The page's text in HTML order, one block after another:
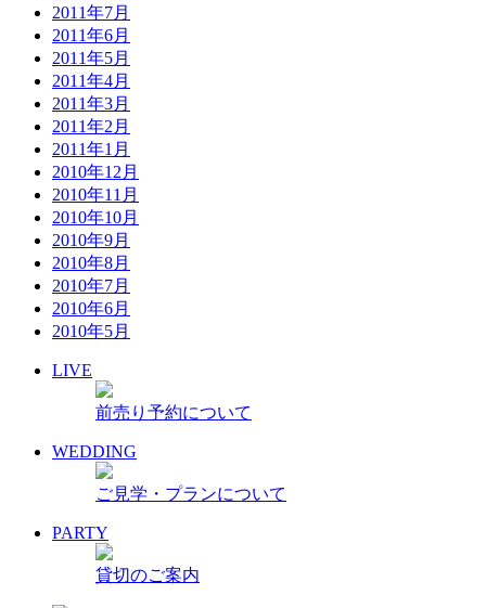
2011年7月
2011年6月
2011年5月
2011年4月
2011年3月
2011年2月
2011年1月
2010年12月
2010年11月
2010年10月
2010年9月
2010年8月
2010年7月
2010年6月
2010年5月
LIVE
前売り予約について
WEDDING
ご見学・プランについて
PARTY
貸切のご案内